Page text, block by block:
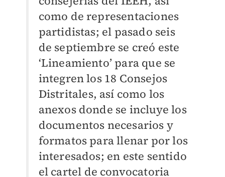
como de representaciones
partidistas; el pasado seis
de septiembre se creó este
‘Lineamiento’ para que se
integren los 18 Consejos
Distritales, así como los
anexos donde se incluye los
documentos necesarios y
formatos para llenar por los
interesados; en este sentido
el cartel de convocatoria